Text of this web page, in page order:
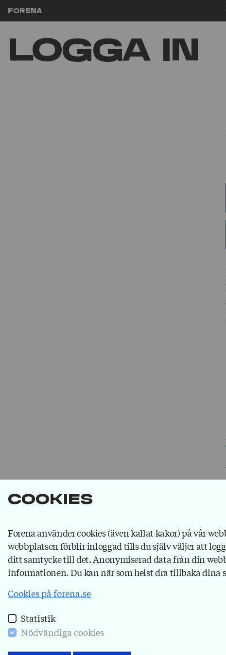
Cookies
Forena använder cookies (även kallat kakor) på vår
webbplatsen förblir inloggad tills du själv väljer att
ditt samtycke till det. Anonymiserad data från din
informationen. Du kan när som helst dra tillbaka dina
Cookies på forena.se
Statistik
Nödvändiga cookies
Forena
Logga in
Om Forena
Forena är det största facket inom
försäkringsbranschen. Våra medlemmar jobbar på
försäkringsbolag, på banker som ägs av
försäkringsbolag och hos försäkringsförmedlare.
Bli medlemdu också!